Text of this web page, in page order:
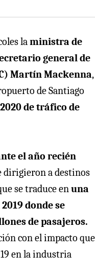
laministra de
general de
Martín Mackenna,
de Santiago
de tráfico de
el año recién
dirigieron a destinos
se traduce enuna
donde se
de pasajeros.
con el impacto que
en la industria